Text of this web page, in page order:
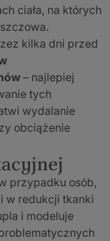
ciała, na których
kilka dni przed
– najlepiej
tych
wydalanie
obciążenie
przypadku osób,
w redukcji tkanki
i modeluje